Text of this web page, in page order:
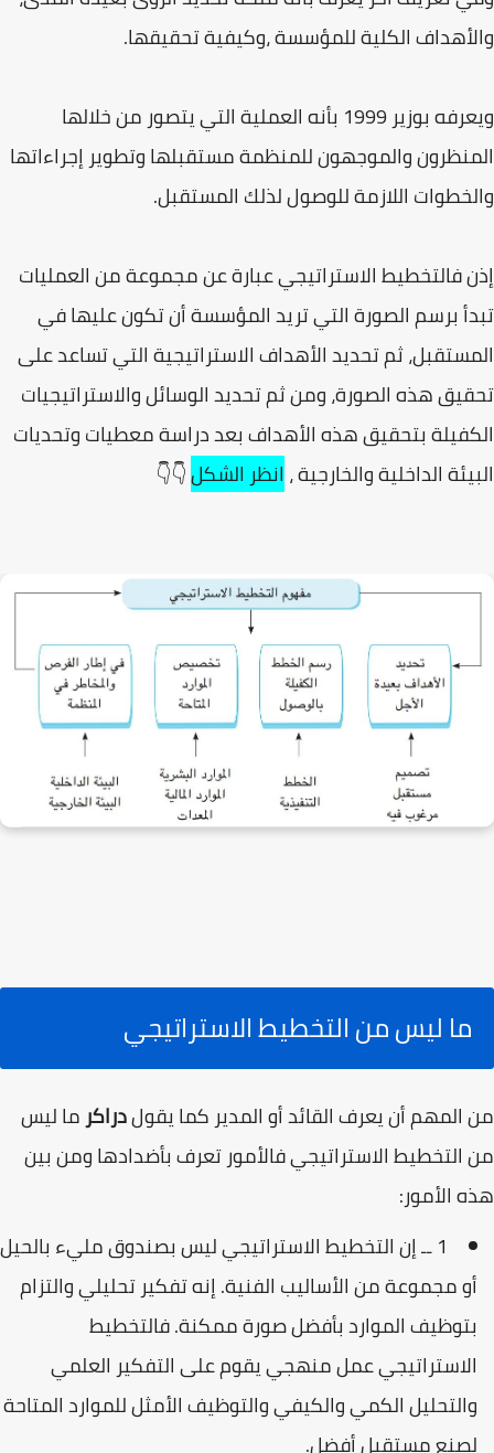
والأهداف الكلية للمؤسسة ،وكيفية تحقيقها.
ويعرفه بوزير 1999 بأنه العملية التي يتصور من خلالها
المنظرون والموجهون للمنظمة مستقبلها وتطوير إجراءاتها
والخطوات اللازمة للوصول لذلك المستقبل.
إذن فالتخطيط الاستراتيجي عبارة عن مجموعة من العمليات
تبدأ برسم الصورة التي تريد المؤسسة أن تكون عليها في
المستقبل، ثم تحديد الأهداف الاستراتيجية التي تساعد على
تحقيق هذه الصورة، ومن ثم تحديد الوسائل والاستراتيجيات
الكفيلة بتحقيق هذه الأهداف بعد دراسة معطيات وتحديات
البيئة الداخلية والخارجية ، انظر الشكل👇👇
ما ليس من التخطيط الاستراتيجي
من المهم أن يعرف القائد أو المدير كما يقولدراكرما ليس
من التخطيط الاستراتيجي فالأمور تعرف بأضدادها ومن بين
هذه الأمور:
1 ــ إن التخطيط الاستراتيجي ليس بصندوق مليء بالحيل
أو مجموعة من الأساليب الفنية. إنه تفكير تحليلي والتزام
بتوظيف الموارد بأفضل صورة ممكنة. فالتخطيط
الاستراتيجي عمل منهجي يقوم على التفكير العلمي
والتحليل الكمي والكيفي والتوظيف الأمثل للموارد المتاحة
لصنع مستقبل أفضل.